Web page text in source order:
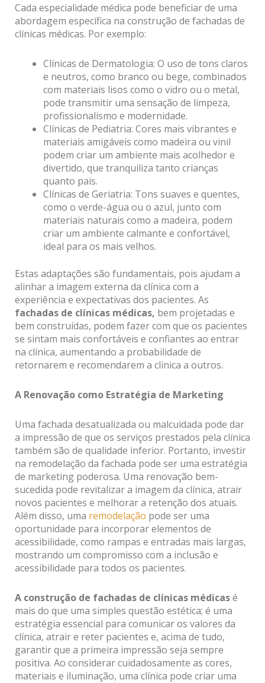
Cada especialidade médica pode beneficiar de uma
abordagem específica na construção de fachadas de
clínicas médicas. Por exemplo:
Clínicas de Dermatologia: O uso de tons claros
e neutros, como branco ou bege, combinados
com materiais lisos como o vidro ou o metal,
pode transmitir uma sensação de limpeza,
profissionalismo e modernidade.
Clínicas de Pediatria: Cores mais vibrantes e
materiais amigáveis como madeira ou vinil
podem criar um ambiente mais acolhedor e
divertido, que tranquiliza tanto crianças
quanto pais.
Clínicas de Geriatria: Tons suaves e quentes,
como o verde-água ou o azul, junto com
materiais naturais como a madeira, podem
criar um ambiente calmante e confortável,
ideal para os mais velhos.
Estas adaptações são fundamentais, pois ajudam a
alinhar a imagem externa da clínica com a
experiência e expectativas dos pacientes. As
fachadas de clínicas médicas, bem projetadas e
bem construídas, podem fazer com que os pacientes
se sintam mais confortáveis e confiantes ao entrar
na clínica, aumentando a probabilidade de
retornarem e recomendarem a clínica a outros.
A Renovação como Estratégia de Marketing
Uma fachada desatualizada ou malcuidada pode dar
a impressão de que os serviços prestados pela clínica
também são de qualidade inferior. Portanto, investir
na remodelação da fachada pode ser uma estratégia
de marketing poderosa. Uma renovação bem-
sucedida pode revitalizar a imagem da clínica, atrair
novos pacientes e melhorar a retenção dos atuais.
Além disso, uma remodelação pode ser uma
oportunidade para incorporar elementos de
acessibilidade, como rampas e entradas mais largas,
mostrando um compromisso com a inclusão e
acessibilidade para todos os pacientes.
A construção de fachadas de clínicas médicasé
mais do que uma simples questão estética; é uma
estratégia essencial para comunicar os valores da
clínica, atrair e reter pacientes e, acima de tudo,
garantir que a primeira impressão seja sempre
positiva. Ao considerar cuidadosamente as cores,
materiais e iluminação, uma clínica pode criar uma